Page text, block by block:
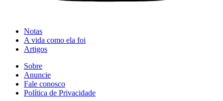
Notas
A vida como ela foi
Artigos
Sobre
Anuncie
Fale conosco
Política de Privacidade